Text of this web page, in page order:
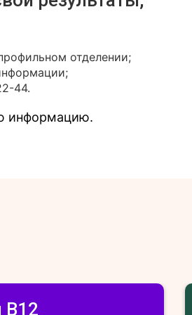
отделении;
44.
информацию.
В12